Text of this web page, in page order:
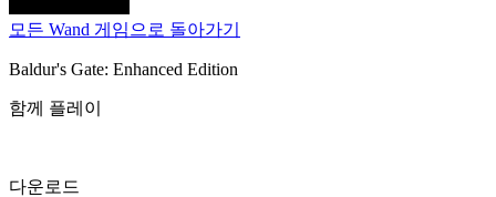
모든 Wand 게임으로 돌아가기
Baldur's Gate: Enhanced Edition
함께 플레이
다운로드